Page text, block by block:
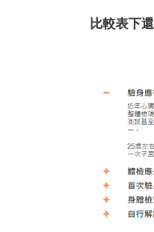
比較表下